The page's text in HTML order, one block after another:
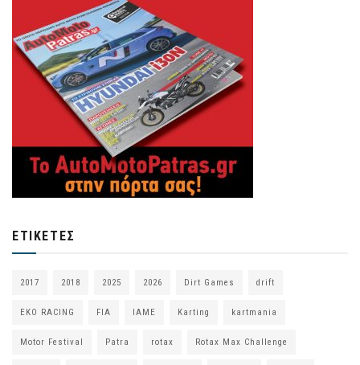
ΕΤΙΚΈΤΕΣ
2017 2018 2025 2026 Dirt Games drift
EKO RACING FIA IAME Karting kartmania
Motor Festival Patra rotax Rotax Max Challenge